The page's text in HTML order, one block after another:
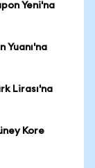
Yeni'na
Yuanı'na
Lirası'na
Kore